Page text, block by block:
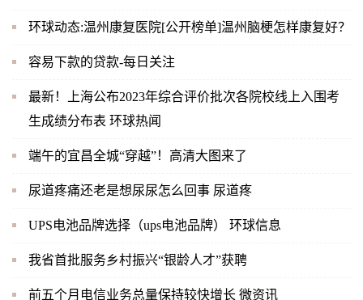
环球动态:温州康复医院[公开榜单]温州脑梗怎样康复好？
容易下款的贷款-每日关注
最新！上海公布2023年综合评价批次各院校线上入围考
生成绩分布表 环球热闻
端午的宜昌全城“穿越”！高清大图来了
尿道疼痛还老是想尿尿怎么回事 尿道疼
UPS电池品牌选择（ups电池品牌） 环球信息
我省首批服务乡村振兴“银龄人才”获聘
前五个月电信业务总量保持较快增长 微资讯